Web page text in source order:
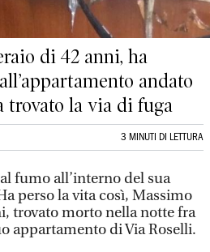
di 42 anni, ha
andato
trovato la via di fuga
3 MINUTI DI LETTURA
fumo all’interno del sua
perso la vita così, Massimo
trovato morto nella notte fra
appartamento di Via Roselli.